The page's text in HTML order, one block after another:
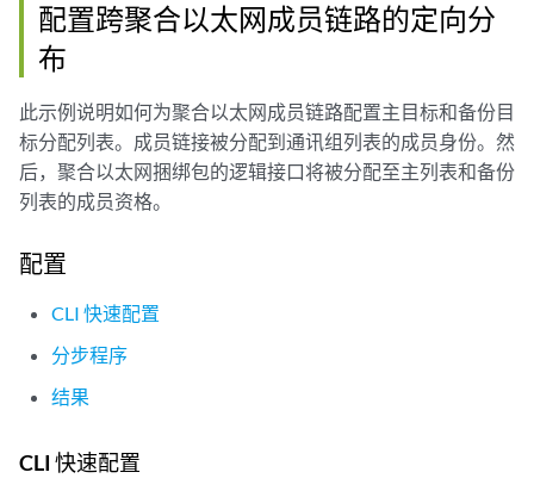
配置跨聚合以太网成员链路的定向分
布
此示例说明如何为聚合以太网成员链路配置主目标和备份目
标分配列表。成员链接被分配到通讯组列表的成员身份。然
后，聚合以太网捆绑包的逻辑接口将被分配至主列表和备份
列表的成员资格。
配置
CLI 快速配置
分步程序
结果
CLI 快速配置